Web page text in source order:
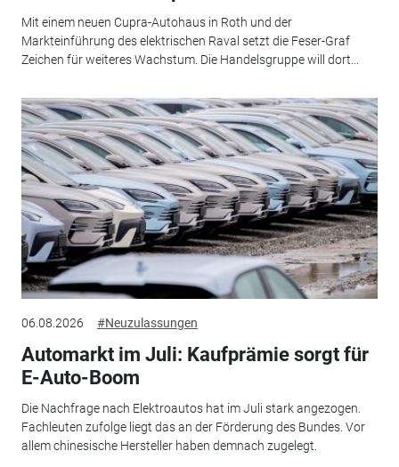
Mit einem neuen Cupra-Autohaus in Roth und der
Markteinführung des elektrischen Raval setzt die Feser-Graf
Zeichen für weiteres Wachstum. Die Handelsgruppe will dort...
06.08.2026 #Neuzulassungen
Automarkt im Juli: Kaufprämie sorgt für
E-Auto-Boom
Die Nachfrage nach Elektroautos hat im Juli stark angezogen.
Fachleuten zufolge liegt das an der Förderung des Bundes. Vor
allem chinesische Hersteller haben demnach zugelegt.